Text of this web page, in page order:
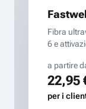
Fibra
6 e
a partire
22,95
per i